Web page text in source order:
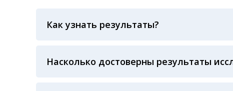
Как узнать результаты?
анализов при предъявлении паспорта или
Насколько достоверны результаты
Гарантия качества лабораторных тестов